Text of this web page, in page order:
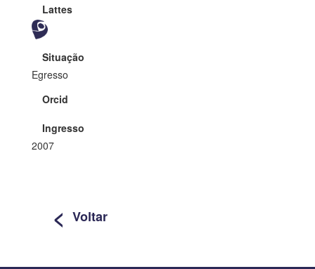
Lattes
Situação
Egresso
Orcid
Ingresso
2007
< Voltar